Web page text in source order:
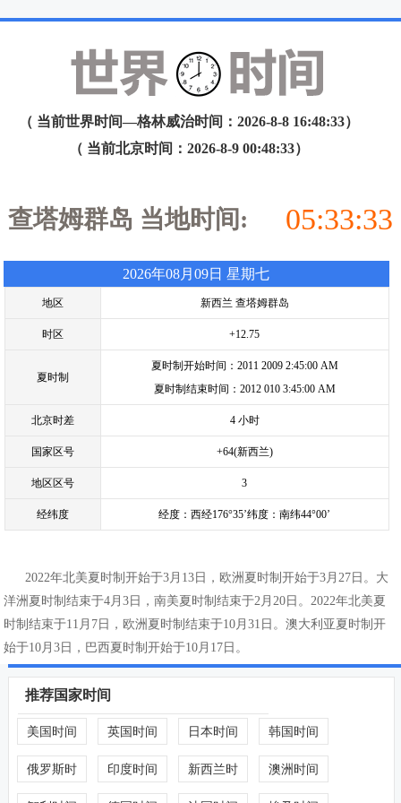
（ 当前世界时间—格林威治时间：2026-8-8 16:48:33）
（ 当前北京时间：2026-8-9 00:48:33）
查塔姆群岛 当地时间: 05:33:33
2026年08月09日 星期七
地区 新西兰 查塔姆群岛
时区 +12.75
夏时制
夏时制开始时间：2011 2009 2:45:00 AM
夏时制结束时间：2012 010 3:45:00 AM
北京时差 4 小时
国家区号 +64(新西兰)
地区区号 3
经纬度 经度：西经176°35’纬度：南纬44°00’
2022年北美夏时制开始于3月13日，欧洲夏时制开始于3月27日。大
洋洲夏时制结束于4月3日，南美夏时制结束于2月20日。2022年北美夏
时制结束于11月7日，欧洲夏时制结束于10月31日。澳大利亚夏时制开
始于10月3日，巴西夏时制开始于10月17日。
推荐国家时间
美国时间 英国时间 日本时间 韩国时间
俄罗斯时
印度时间
新西兰时
澳洲时间